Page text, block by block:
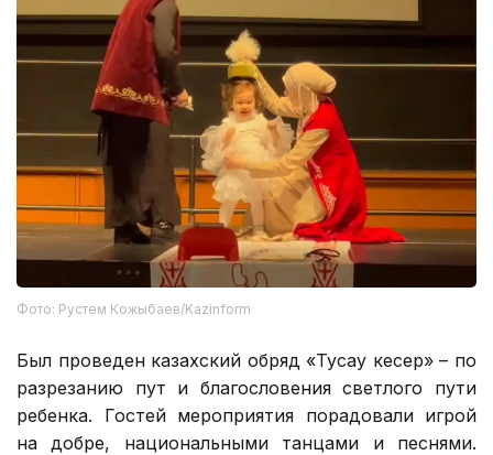
Фото: Рустем Кожыбаев/Kazinform
Был проведен казахский обряд «Тусау кесер» – по
разрезанию пут и благословения светлого пути
ребенка. Гостей мероприятия порадовали игрой
на добре, национальными танцами и песнями.